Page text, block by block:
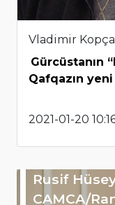
Vladimir
Gürcüstanın
Qafqazın
2021-01-20
Rusif
CAMCA/